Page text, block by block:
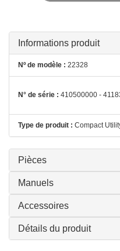
Informations produit
Nº de modèle : 22328
N° de série : 410500000 -
Type de produit : Compact
Pièces
Manuels
Accessoires
Détails du produit